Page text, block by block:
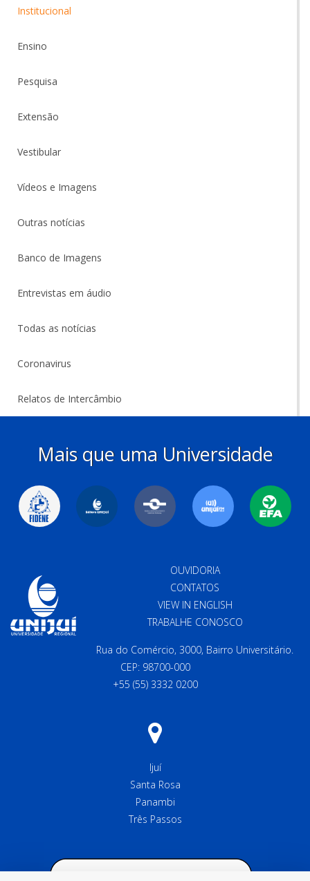
Institucional
Ensino
Pesquisa
Extensão
Vestibular
Vídeos e Imagens
Outras notícias
Banco de Imagens
Entrevistas em áudio
Todas as notícias
Coronavirus
Relatos de Intercâmbio
Mais que uma Universidade
OUVIDORIA
CONTATOS
VIEW IN ENGLISH
TRABALHE CONOSCO
Rua do Comércio, 3000, Bairro Universitário.
CEP: 98700-000
+55 (55) 3332 0200
Ijuí
Santa Rosa
Panambi
Três Passos